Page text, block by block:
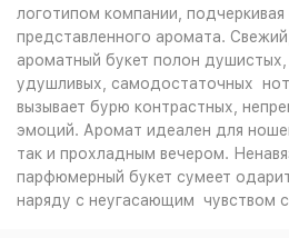
логотипом компании, подчеркивая
представленного аромата.
ароматный букет полон
удушливых, самодостаточных
вызывает бурю контрастных,
эмоций. Аромат идеален для
так и прохладным вечером.
парфюмерный букет сумеет
наряду с неугасающим чувством